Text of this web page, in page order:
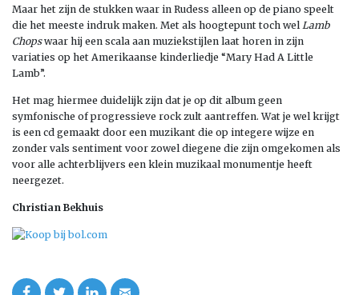
Maar het zijn de stukken waar in Rudess alleen op de piano speelt
die het meeste indruk maken. Met als hoogtepunt toch wel Lamb
Chopswaar hij een scala aan muziekstijlen laat horen in zijn
variaties op het Amerikaanse kinderliedje “Mary Had A Little
Lamb”.
Het mag hiermee duidelijk zijn dat je op dit album geen
symfonische of progressieve rock zult aantreffen. Wat je wel krijgt
is een cd gemaakt door een muzikant die op integere wijze en
zonder vals sentiment voor zowel diegene die zijn omgekomen als
voor alle achterblijvers een klein muzikaal monumentje heeft
neergezet.
Christian Bekhuis